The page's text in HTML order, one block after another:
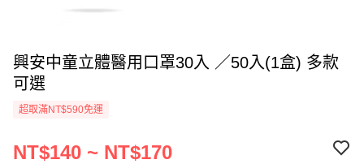
興安中童立體醫用口罩30入 ／50入(1盒) 多款
可選
超取滿NT$590免運
NT$140 ~ NT$170